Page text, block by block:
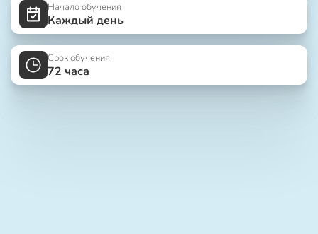
Начало обучения
Каждый день
Срок обучения
72 часа